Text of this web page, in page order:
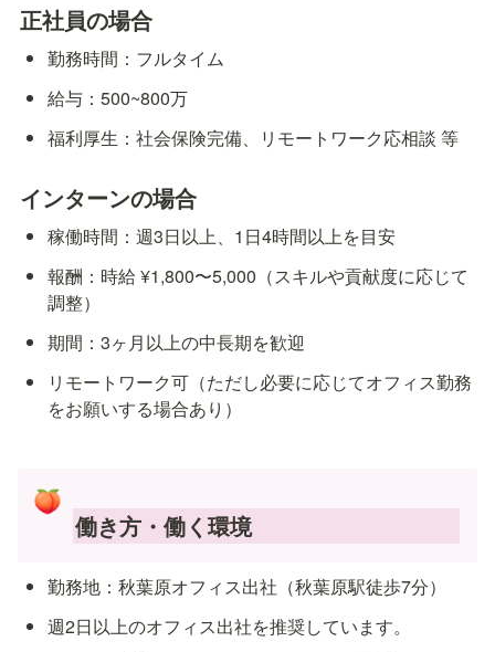
正社員の場合
勤務時間：フルタイム
給与：500~800万
福利厚生：社会保険完備、リモートワーク応相談 等
インターンの場合
稼働時間：週3日以上、1日4時間以上を目安
報酬：時給 ¥1,800〜5,000（スキルや貢献度に応じて
調整）
期間：3ヶ月以上の中長期を歓迎
リモートワーク可（ただし必要に応じてオフィス勤務
をお願いする場合あり）
🍑
働き方・働く環境
勤務地：秋葉原オフィス出社（秋葉原駅徒歩7分）
週2日以上のオフィス出社を推奨しています。